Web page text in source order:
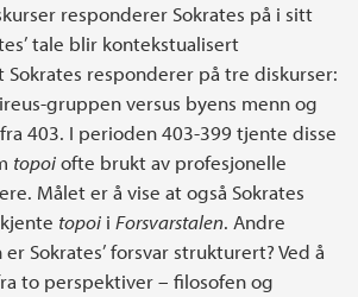
responderer Sokrates på i sitt
tale blir kontekstualisert
responderer på tre diskurser:
gruppen versus byens menn og
403. I perioden 403-399 tjente disse
topoiofte brukt av profesjonelle
Målet er å vise at også Sokrates
topoi i Forsvarstalen. Andre
Sokrates’ forsvar strukturert? Ved å
to perspektiver – filosofen og